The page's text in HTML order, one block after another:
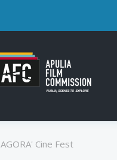
AGORA' Cine Fest